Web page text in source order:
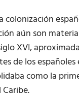
colonización
aún son
XVI,
de los españoles
como la